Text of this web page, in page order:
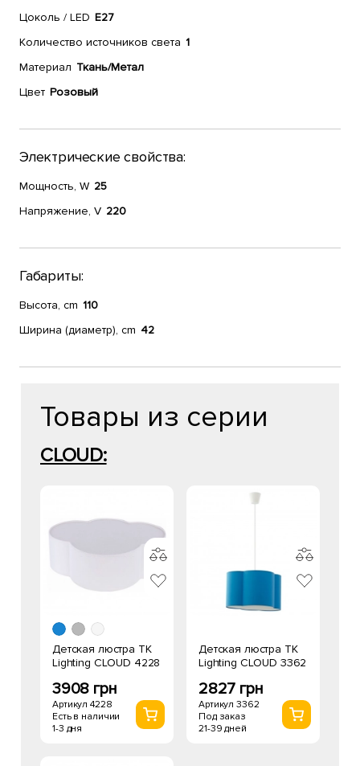
Цоколь / LED E27
Количество источников света 1
Материал Ткань/Метал
Цвет Розовый
Электрические свойства:
Мощность, W 25
Напряжение, V 220
Габариты:
Высота, cm 110
Ширина (диаметр), cm 42
Товары из серии
CLOUD:
Детская люстра TK
Lighting CLOUD 4228
3908 грн
Артикул 4228
Есть в наличии
1-3 дня
Детская люстра TK
Lighting CLOUD 3362
2827 грн
Артикул 3362
Под заказ
21-39 дней